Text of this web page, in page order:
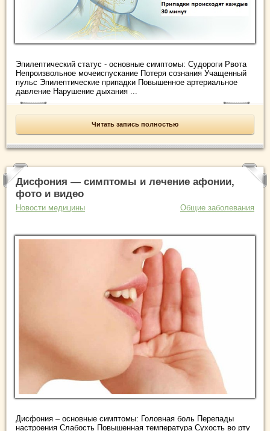
Эпилептический статус - основные симптомы: Судороги Рвота
Непроизвольное мочеиспускание Потеря сознания Учащенный
пульс Эпилептические припадки Повышенное артериальное
давление Нарушение дыхания ...
Читать запись полностью
Дисфония — симптомы и лечение афонии,
фото и видео
Новости медицины Общие заболевания
Дисфония – основные симптомы: Головная боль Перепады
настроения Слабость Повышенная температура Сухость во рту